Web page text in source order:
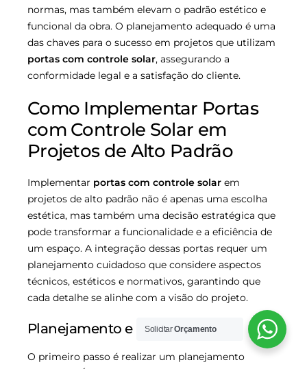
normas, mas também elevam o padrão estético e
funcional da obra. O planejamento adequado é uma
das chaves para o sucesso em projetos que utilizam
portas com controle solar, assegurando a
conformidade legal e a satisfação do cliente.
Como Implementar Portas
com Controle Solar em
Projetos de Alto Padrão
Implementar portas com controle solar em
projetos de alto padrão não é apenas uma escolha
estética, mas também uma decisão estratégica que
pode transformar a funcionalidade e a eficiência de
um espaço. A integração dessas portas requer um
planejamento cuidadoso que considere aspectos
técnicos, estéticos e normativos, garantindo que
cada detalhe se alinhe com a visão do projeto.
Planejamento e Projeto
O primeiro passo é realizar um planejamento
SolicitarOrçamento